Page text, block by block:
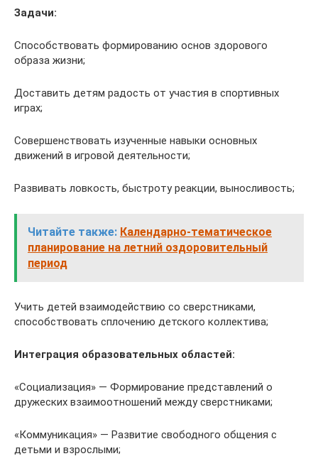
Задачи:
Способствовать формированию основ здорового
образа жизни;
Доставить детям радость от участия в спортивных
играх;
Совершенствовать изученные навыки основных
движений в игровой деятельности;
Развивать ловкость, быстроту реакции, выносливость;
Читайте также: Календарно-тематическое
планирование на летний оздоровительный
период
Учить детей взаимодействию со сверстниками,
способствовать сплочению детского коллектива;
Интеграция образовательных областей:
«Социализация» — Формирование представлений о
дружеских взаимоотношений между сверстниками;
«Коммуникация» — Развитие свободного общения с
детьми и взрослыми;